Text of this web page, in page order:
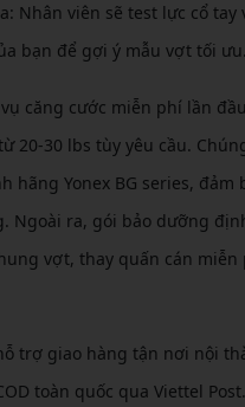
Nhân viên sẽ test lực cổ tay
bạn để gợi ý mẫu vợt tối ưu.
căng cước miễn phí lần
20-30 lbs tùy yêu cầu.
hãng Yonex BG series, đảm
Ngoài ra, gói bảo dưỡng
vợt, thay quấn cán miễn
trợ giao hàng tận nơi nội
toàn quốc qua Viettel